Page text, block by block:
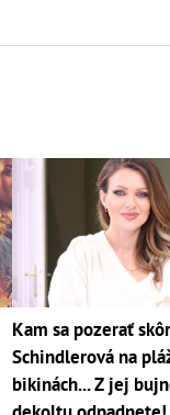
Kam sa pozerať
Schindlerová na
bikinách... Z jej